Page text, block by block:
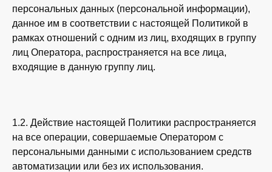
персональных данных (персональной информации),
данное им в соответствии с настоящей Политикой в
рамках отношений с одним из лиц, входящих в группу
лиц Оператора, распространяется на все лица,
входящие в данную группу лиц.
1.2. Действие настоящей Политики распространяется
на все операции, совершаемые Оператором с
персональными данными с использованием средств
автоматизации или без их использования.